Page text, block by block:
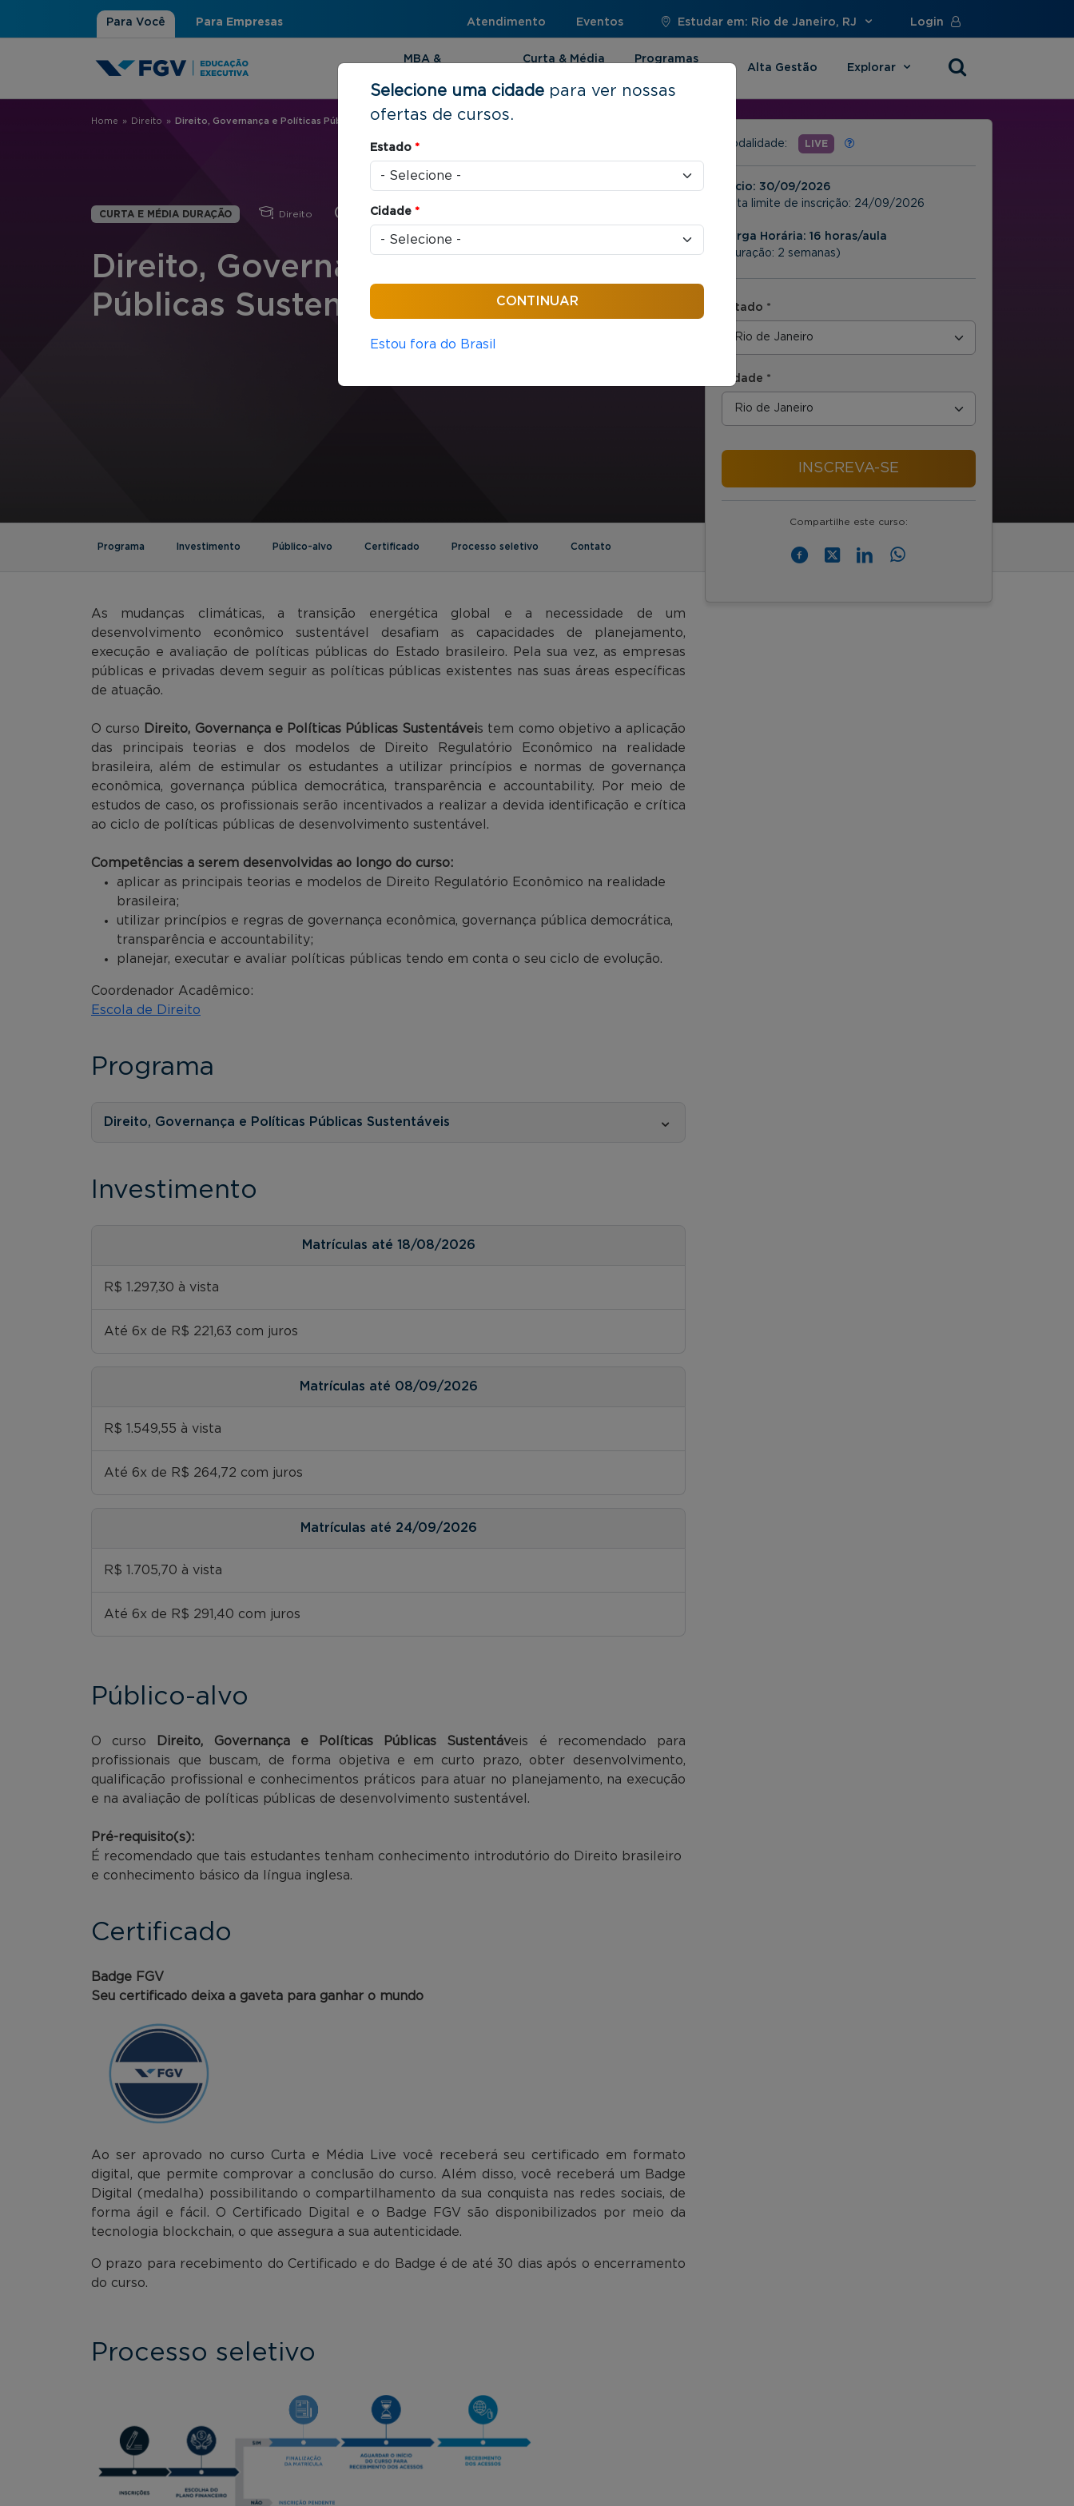
Para Você Para Empresas Atendimento Eventos Estudar em: Rio de Janeiro, RJ Login
MBA &
Curta & Média
Programas
Alta Gestão Explorar
Modalidade: LIVE
Início: 30/09/2026
Data limite de inscrição: 24/09/2026
Carga Horária: 16 horas/aula
(Duração: 2 semanas)
Estado *
Cidade *
INSCREVA-SE
Compartilhe este curso:
Você está aqui
Home » Direito » Direito, Governança e Políticas Públicas Sustentáveis
CURTA E MÉDIA DURAÇÃO Direito 16 horas / aula
Direito, Governança e Políticas
Públicas Sustentáveis
Programa Investimento Público-alvo Certificado Processo seletivo Contato
As mudanças climáticas, a transição energética global e a necessidade de um
desenvolvimento econômico sustentável desafiam as capacidades de planejamento,
execução e avaliação de políticas públicas do Estado brasileiro. Pela sua vez, as empresas
públicas e privadas devem seguir as políticas públicas existentes nas suas áreas específicas
de atuação.
O curso Direito, Governança e Políticas Públicas Sustentáveis tem como objetivo a aplicação
das principais teorias e dos modelos de Direito Regulatório Econômico na realidade
brasileira, além de estimular os estudantes a utilizar princípios e normas de governança
econômica, governança pública democrática, transparência e accountability. Por meio de
estudos de caso, os profissionais serão incentivados a realizar a devida identificação e crítica
ao ciclo de políticas públicas de desenvolvimento sustentável.
Competências a serem desenvolvidas ao longo do curso:
aplicar as principais teorias e modelos de Direito Regulatório Econômico na realidade
brasileira;
utilizar princípios e regras de governança econômica, governança pública democrática,
transparência e accountability;
planejar, executar e avaliar políticas públicas tendo em conta o seu ciclo de evolução.
Coordenador Acadêmico:
Escola de Direito
Programa
Direito, Governança e Políticas Públicas Sustentáveis
Investimento
Matrículas até 18/08/2026
R$ 1.297,30 à vista
Até 6x de R$ 221,63 com juros
Matrículas até 08/09/2026
R$ 1.549,55 à vista
Até 6x de R$ 264,72 com juros
Matrículas até 24/09/2026
R$ 1.705,70 à vista
Até 6x de R$ 291,40 com juros
Público-alvo
O curso Direito, Governança e Políticas Públicas Sustentáveis é recomendado para
profissionais que buscam, de forma objetiva e em curto prazo, obter desenvolvimento,
qualificação profissional e conhecimentos práticos para atuar no planejamento, na execução
e na avaliação de políticas públicas de desenvolvimento sustentável.
Pré-requisito(s):
É recomendado que tais estudantes tenham conhecimento introdutório do Direito brasileiro
e conhecimento básico da língua inglesa.
Certificado
Badge FGV
Seu certificado deixa a gaveta para ganhar o mundo
Ao ser aprovado no curso Curta e Média Live você receberá seu certificado em formato
digital, que permite comprovar a conclusão do curso. Além disso, você receberá um Badge
Digital (medalha) possibilitando o compartilhamento da sua conquista nas redes sociais, de
forma ágil e fácil. O Certificado Digital e o Badge FGV são disponibilizados por meio da
tecnologia blockchain, o que assegura a sua autenticidade.
O prazo para recebimento do Certificado e do Badge é de até 30 dias após o encerramento
do curso.
Processo seletivo
Selecione uma cidade para ver nossas
ofertas de cursos.
Estado *
Cidade *
Estou fora do Brasil